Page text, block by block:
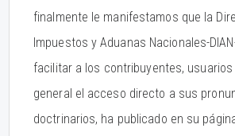
finalmente le manifestamos que la
Impuestos y Aduanas Nacionales-
facilitar a los contribuyentes, usuarios
general el acceso directo a sus
doctrinarios, ha publicado en su